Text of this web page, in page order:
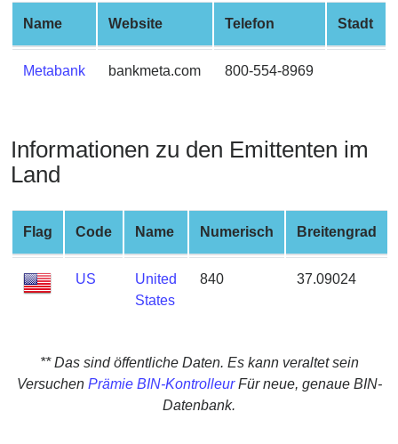
Generator
Generate
Credit
BIN
Credit
Card
Checker
Service
What
is
Address
?
Name Website Telefon Stadt
Metabank bankmeta.com 800-554-8969
Informationen zu den Emittenten im
Land
Flag Code Name Numerisch Breitengrad
US
United
States
840 37.09024
** Das sind öffentliche Daten. Es kann veraltet sein
Versuchen Prämie BIN-KontrolleurFür neue, genaue BIN-
Datenbank.